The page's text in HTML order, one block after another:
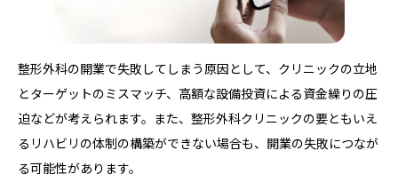
整形外科の開業で失敗してしまう原因として、クリニックの立地
とターゲットのミスマッチ、高額な設備投資による資金繰りの圧
迫などが考えられます。また、整形外科クリニックの要ともいえ
るリハビリの体制の構築ができない場合も、開業の失敗につなが
る可能性があります。